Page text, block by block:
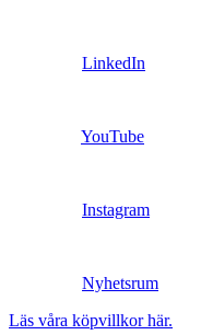
LinkedIn
YouTube
Instagram
Nyhetsrum
Läs våra köpvillkor här.